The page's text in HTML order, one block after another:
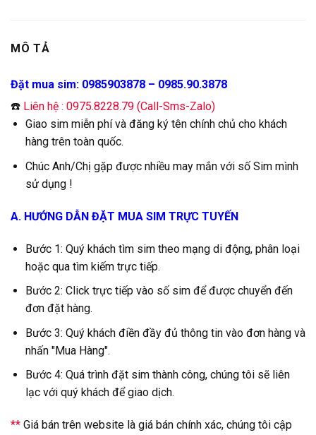
MÔ TẢ
Đặt mua sim: 0985903878 – 0985.90.3878
☎️ Liên hệ : 0975.8228.79 (Call-Sms-Zalo)
Giao sim miễn phí và đăng ký tên chính chủ cho khách
hàng trên toàn quốc.
Chúc Anh/Chị gặp được nhiều may mắn với số Sim mình
sử dụng !
A. HƯỚNG DẪN ĐẶT MUA SIM TRỰC TUYẾN
Bước 1: Quý khách tìm sim theo mạng di động, phân loại
hoặc qua tìm kiếm trực tiếp.
Bước 2: Click trực tiếp vào số sim để được chuyển đến
đơn đặt hàng.
Bước 3: Quý khách điền đầy đủ thông tin vào đơn hàng và
nhấn "Mua Hàng".
Bước 4: Quá trình đặt sim thành công, chúng tôi sẽ liên
lạc với quý khách để giao dịch.
** Giá bán trên website là giá bán chính xác, chúng tôi cập